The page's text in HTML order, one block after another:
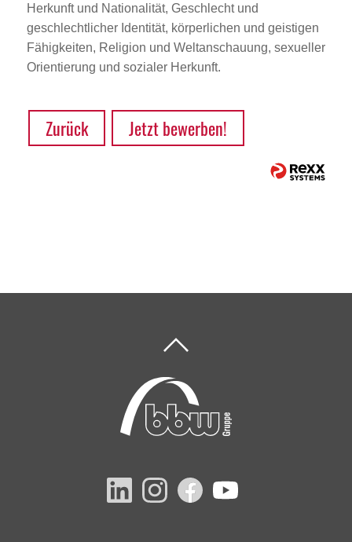
Herkunft und Nationalität, Geschlecht und
geschlechtlicher Identität, körperlichen und geistigen
Fähigkeiten, Religion und Weltanschauung, sexueller
Orientierung und sozialer Herkunft.
Zurück Jetzt bewerben!